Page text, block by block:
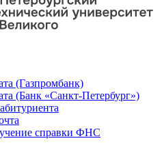
(Газпромбанк)
(Банк «Санкт-Петербург»)
справки ФНС